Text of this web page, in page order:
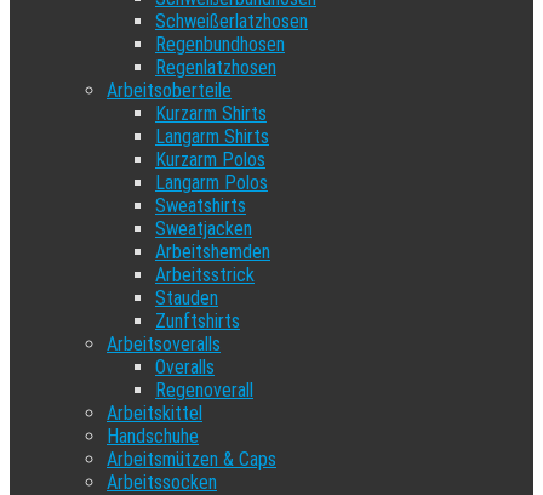
Schweißerlatzhosen
Regenbundhosen
Regenlatzhosen
Arbeitsoberteile
Kurzarm Shirts
Langarm Shirts
Kurzarm Polos
Langarm Polos
Sweatshirts
Sweatjacken
Arbeitshemden
Arbeitsstrick
Stauden
Zunftshirts
Arbeitsoveralls
Overalls
Regenoverall
Arbeitskittel
Handschuhe
Arbeitsmützen & Caps
Arbeitssocken